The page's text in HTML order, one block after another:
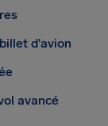
d'avion
avancé